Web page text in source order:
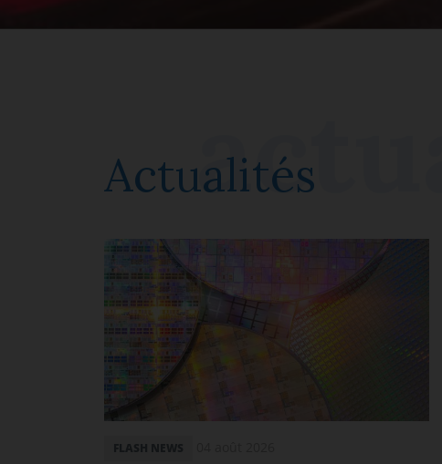
Actualités